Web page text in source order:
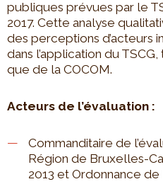
publiques prévues par le
2017. Cette analyse
des perceptions d’acteurs
dans l’application du
que de la COCOM.
Acteurs de l’évaluation :
Commanditaire de
Région de Bruxelles-
2013 et Ordonnance de